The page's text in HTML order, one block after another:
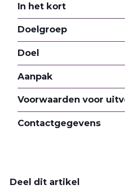
In het kort
Doelgroep
Doel
Aanpak
Voorwaarden voor
Contactgegevens
Deel dit artikel